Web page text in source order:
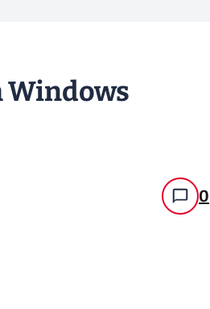
Windows
0